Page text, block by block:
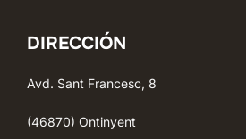
DIRECCIÓN
Avd. Sant Francesc, 8
(46870) Ontinyent